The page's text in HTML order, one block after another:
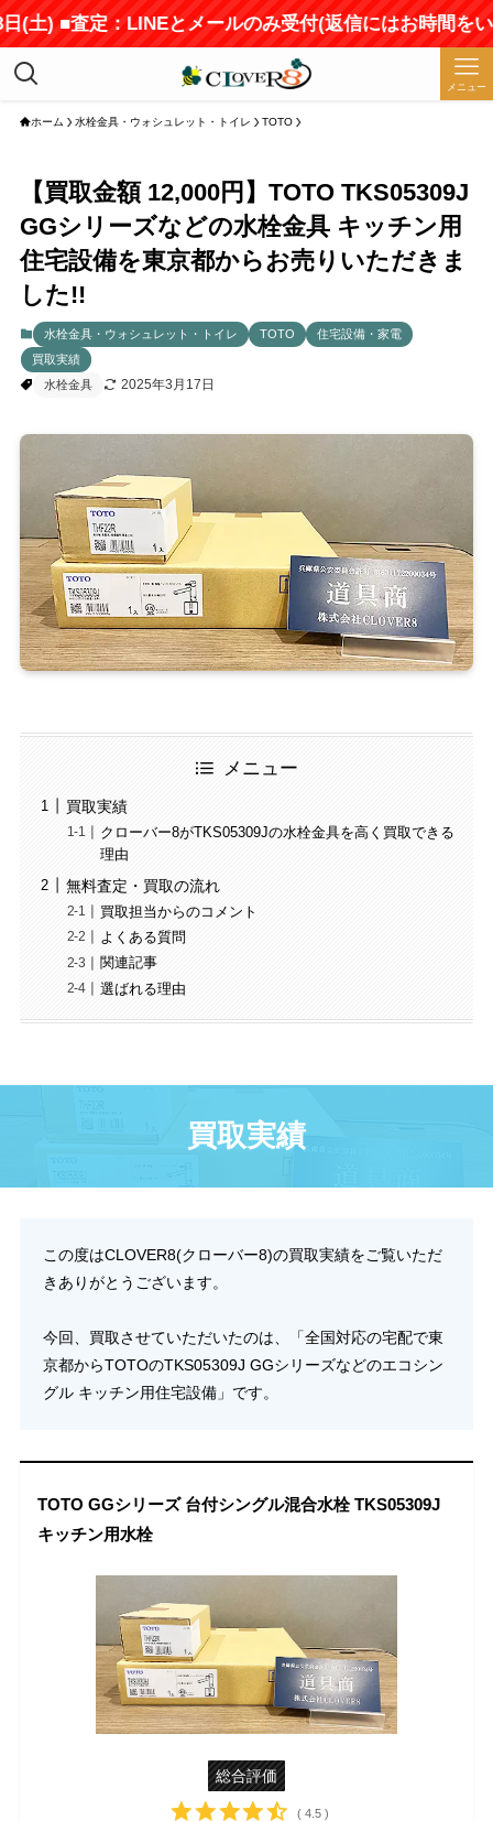
査定：LINEとメールのみ受付(返信にはお時間をいただ
メニュー
ホーム 水栓金具・ウォシュレット・トイレ TOTO
【買取金額 12,000円】TOTO TKS05309J
GGシリーズなどの水栓金具 キッチン用
住宅設備を東京都からお売りいただきま
した!!
水栓金具・ウォシュレット・トイレ TOTO
住宅設備・家電
買取実績
水栓金具
2025年3月17日
メニュー
買取実績
クローバー8がTKS05309Jの水栓金具を高く買取できる
理由
無料査定・買取の流れ
買取担当からのコメント
よくある質問
関連記事
選ばれる理由
買取実績
この度はCLOVER8(クローバー8)の買取実績をご覧いただ
きありがとうございます。
今回、買取させていただいたのは、「全国対応の宅配で東
京都からTOTOのTKS05309J GGシリーズなどのエコシン
グル キッチン用住宅設備」です。
TOTO GGシリーズ 台付シングル混合水栓 TKS05309J
キッチン用水栓
総合評価
( 4.5 )